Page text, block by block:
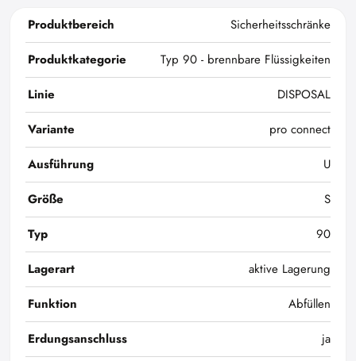
Produktbereich
Sicherheitsschränke
Produktkategorie
Typ 90 - brennbare Flüssigkeiten
Linie
DISPOSAL
Variante
pro connect
Ausführung
U
Größe
S
Typ
90
Lagerart
aktive Lagerung
Funktion
Abfüllen
Erdungsanschluss
ja